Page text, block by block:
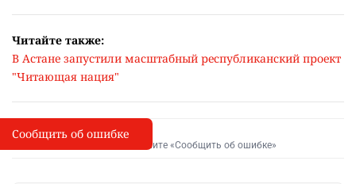
Читайте также:
В Астане запустили масштабный республиканский проект
"Читающая нация"
I
Сообщить об опечатке
Выделите фрагмент и нажмите «Сообщить об ошибке»
Сообщить об ошибке